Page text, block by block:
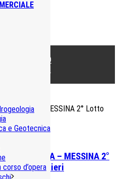
e Geotecnica
d’opera
TRASPORTO
CATANIA – MESSINA 2°
– Giampilieri